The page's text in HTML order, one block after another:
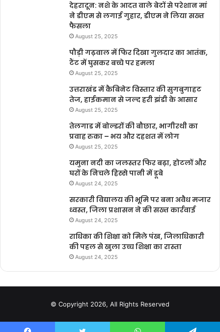
देहरादून: नशे के आदत वाले बेटों से परेशान मां
ने डीएम से लगाई गुहार, डीएम ने लिया सख्त
फैसला
August 25, 2025
पौड़ी गढ़वाल में फिर दिखा गुलदार का आतंक,
टैंट में घुसकर बच्चे पर हमला
August 25, 2025
उत्तराखंड में कैबिनेट विस्तार की सुगबुगाहट
तेज, हाईकमान से जल्द हरी झंडी के आसार
August 25, 2025
तेलगाड में बोल्डरों की बौछार, भागीरथी का
प्रवाह रुका – भय और दहशत में लोग
August 25, 2025
यमुना नदी का जलस्तर फिर बढ़ा, होटलों और
घरों के निचले हिस्से पानी में डूबे
August 24, 2025
सरकारी विद्यालय की भूमि पर बना अवैध मजार
ध्वस्त, जिला प्रशासन ने की सख्त कार्रवाई
August 24, 2025
राधिका की शिक्षा को मिले पंख, जिलाधिकारी
की पहल से खुला उच्च शिक्षा का रास्ता
August 24, 2025
© Copyright 2026, All Rights Reserved